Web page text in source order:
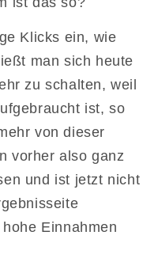
Klicks ein, wie
man sich heute
zu schalten, weil
ist, so
von dieser
vorher also ganz
und ist jetzt nicht
Einnahmen